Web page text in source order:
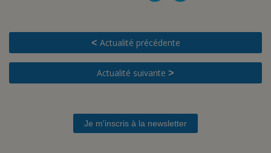
< Actualité précédente
Actualité suivante >
Je m'inscris à la newsletter